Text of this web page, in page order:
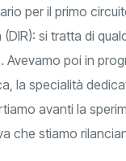
per il primo
(DIR): si tratta di
Avevamo poi in
la specialità
avanti la
che stiamo